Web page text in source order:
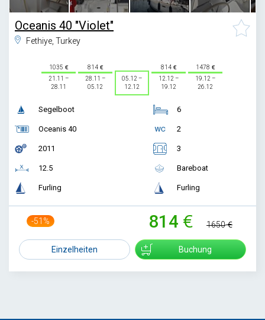
Oceanis 40 "Violet"
Fethiye, Turkey
1035
21.11 –
28.11
814
28.11 –
05.12
05.12 –
12.12
814
12.12 –
19.12
1478
19.12 –
26.12
Segelboot
Oceanis 40
2011
12.5
Furling
6
2
3
Bareboat
Furling
-51% 814 1650
Einzelheiten Buchung